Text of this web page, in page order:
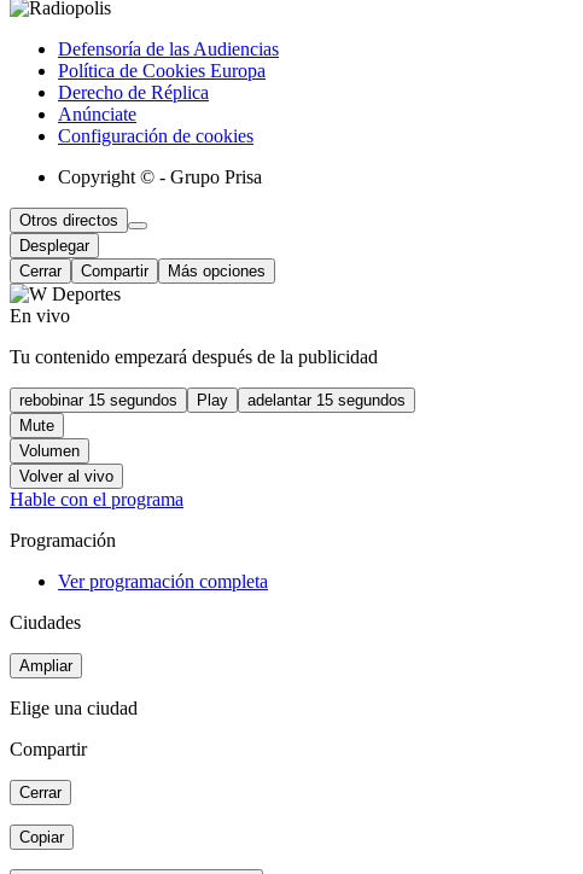
Defensoría de las Audiencias
Política de Cookies Europa
Derecho de Réplica
Anúnciate
Configuración de cookies
Copyright © - Grupo Prisa
Otros directos
Desplegar
Cerrar
Compartir Más opciones
En vivo
Tu contenido empezará después de la publicidad
rebobinar 15 segundos Play
adelantar 15 segundos
Mute
Volumen
Volver al vivo
Hable con el programa
Programación
Ver programación completa
Ciudades
Ampliar
Elige una ciudad
Compartir
Cerrar
Copiar